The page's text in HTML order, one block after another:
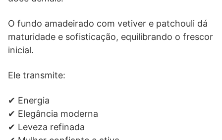
O fundo amadeirado com vetiver e patchouli dá
maturidade e sofisticação, equilibrando o frescor
inicial.
Ele transmite:
✔ Energia
✔ Elegância moderna
✔ Leveza refinada